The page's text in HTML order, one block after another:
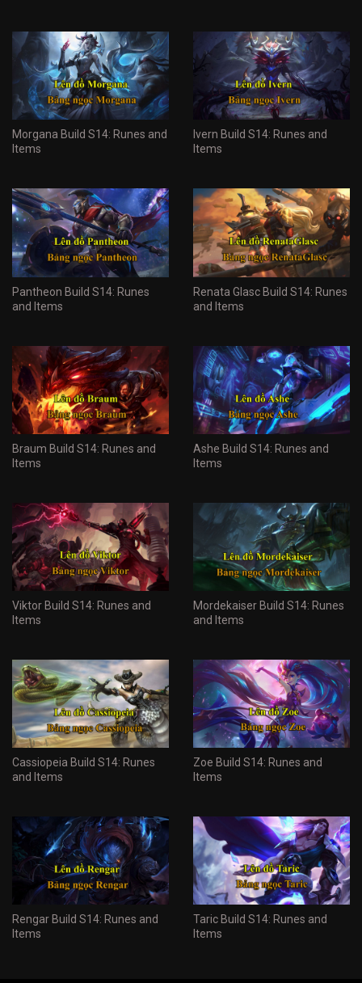
Morgana Build S14: Runes and
Items
Ivern Build S14: Runes and
Items
Pantheon Build S14: Runes
and Items
Renata Glasc Build S14: Runes
and Items
Braum Build S14: Runes and
Items
Ashe Build S14: Runes and
Items
Viktor Build S14: Runes and
Items
Mordekaiser Build S14: Runes
and Items
Cassiopeia Build S14: Runes
and Items
Zoe Build S14: Runes and
Items
Rengar Build S14: Runes and
Items
Taric Build S14: Runes and
Items